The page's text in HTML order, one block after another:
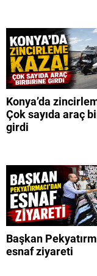
Konya’da
Çok sayıda araç
girdi
Başkan
esnaf ziyareti